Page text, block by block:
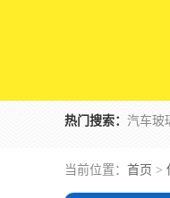
热门搜索： 汽车玻
当前位置： 首页 >